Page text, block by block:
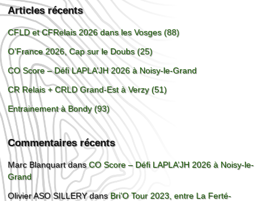
Articles récents
CFLD et CFRelais 2026 dans les Vosges (88)
O’France 2026, Cap sur le Doubs (25)
CO Score – Défi LAPLA’JH 2026 à Noisy-le-Grand
CR Relais + CRLD Grand-Est à Verzy (51)
Entrainement à Bondy (93)
Commentaires récents
Marc BlanquartdansCO Score – Défi LAPLA’JH 2026 à Noisy-le-
Grand
Olivier ASO SILLERYdansBri’O Tour 2023, entre La Ferté-